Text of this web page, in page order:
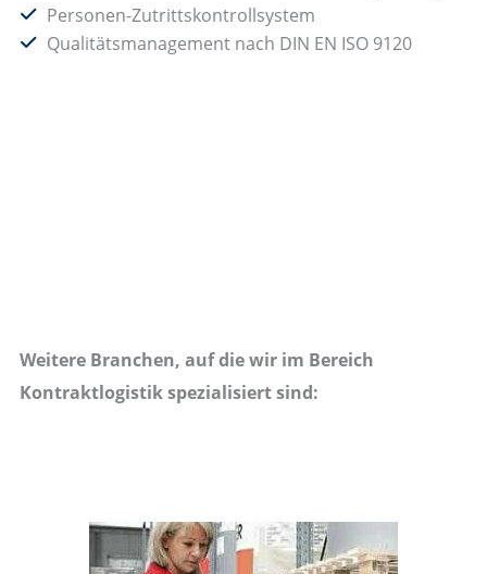
Personen-Zutrittskontrollsystem
Qualitätsmanagement nach DIN EN ISO 9120
Weitere Branchen, auf die wir im Bereich
Kontraktlogistik spezialisiert sind: